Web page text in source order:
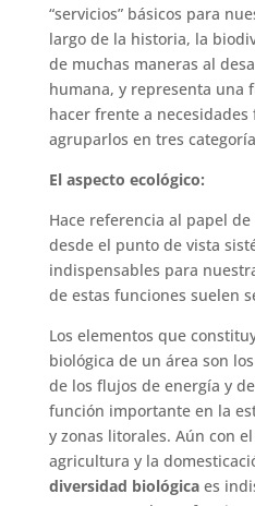
“servicios” básicos para
largo de la historia, la
de muchas maneras al
humana, y representa una
hacer frente a
agruparlos en tres
El aspecto ecológico:
Hace referencia al papel de
desde el punto de vista
indispensables para
de estas funciones suelen
Los elementos que
biológica de un área son
de los flujos de energía y
función importante en la
y zonas litorales. Aún con
agricultura y la
diversidad biológicaes